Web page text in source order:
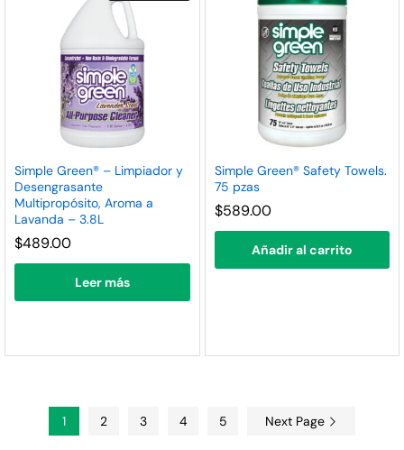
Simple Green® – Limpiador y
Desengrasante
Multipropósito, Aroma a
Lavanda – 3.8L
$489.00
Leer más
Simple Green® Safety Towels.
75 pzas
$589.00
Añadir al carrito
1 2 3 4 5 Next Page